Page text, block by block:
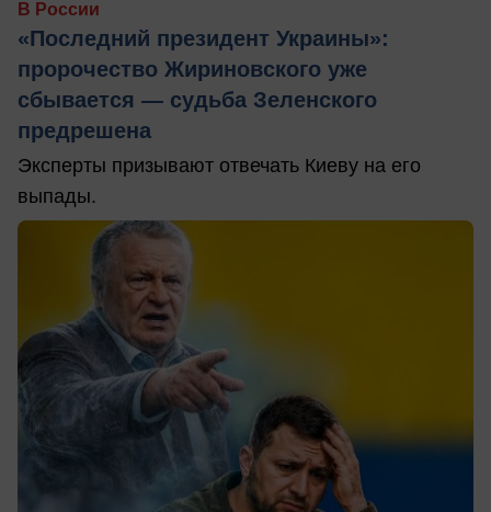
В России
«Последний президент Украины»:
пророчество Жириновского уже
сбывается — судьба Зеленского
предрешена
Эксперты призывают отвечать Киеву на его
выпады.